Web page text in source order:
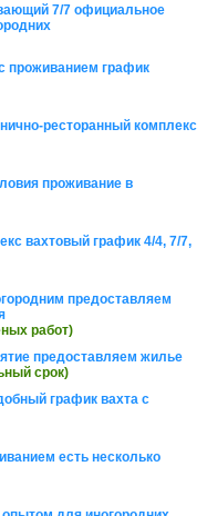
7/7 официальное
проживанием график
ресторанный комплекс
проживание в
вахтовый график 4/4, 7/7,
предоставляем
работ)
предоставляем жилье
срок)
график вахта с
есть несколько